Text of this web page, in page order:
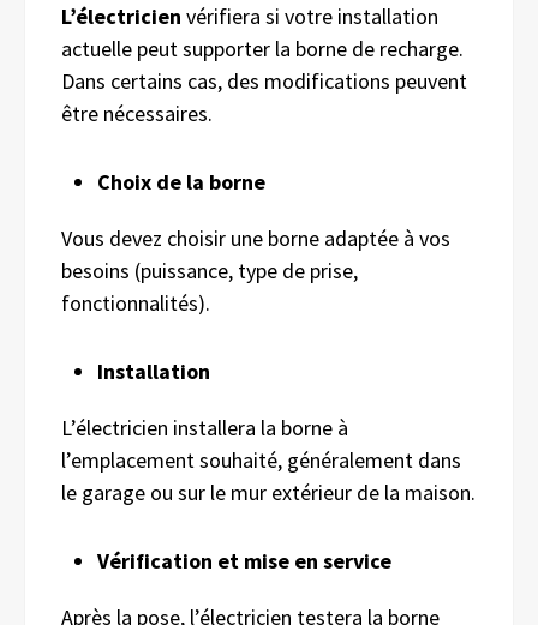
L’électricien vérifiera si votre installation
actuelle peut supporter la borne de recharge.
Dans certains cas, des modifications peuvent
être nécessaires.
Choix de la borne
Vous devez choisir une borne adaptée à vos
besoins (puissance, type de prise,
fonctionnalités).
Installation
L’électricien installera la borne à
l’emplacement souhaité, généralement dans
le garage ou sur le mur extérieur de la maison.
Vérification et mise en service
Après la pose, l’électricien testera la borne